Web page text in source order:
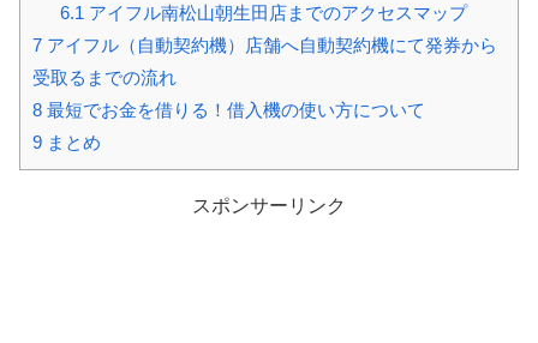
6.1 アイフル南松山朝生田店までのアクセスマップ
7 アイフル（自動契約機）店舗へ自動契約機にて発券から
受取るまでの流れ
8 最短でお金を借りる！借入機の使い方について
9 まとめ
スポンサーリンク